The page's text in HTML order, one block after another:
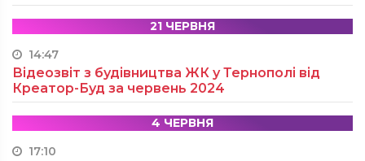
21 ЧЕРВНЯ
14:47
Відеозвіт з будівництва ЖК у Тернополі від
Креатор-Буд за червень 2024
4 ЧЕРВНЯ
17:10